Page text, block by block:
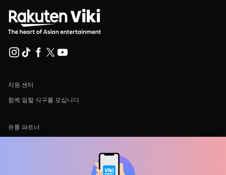
지원 센터
함께 일할 식구를 모십니다
유통 파트너